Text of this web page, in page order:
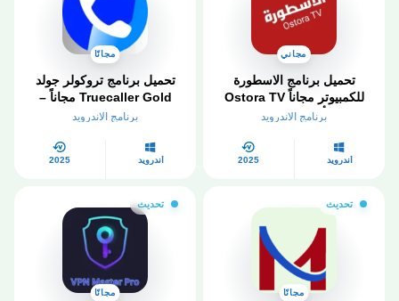
مجاني
تحميل برنامج الاسطورة
للكمبيوتر مجاناً Ostora TV
برنامج الاندرويد
أندرويد 2025
مجانًا
تحميل برنامج تروكولر جولد
Truecaller Gold مجاناً –
الدليل الشامل في 2026
برنامج الاندرويد
أندرويد 2025
تحديث
مجانًا
تحديث
مجانًا